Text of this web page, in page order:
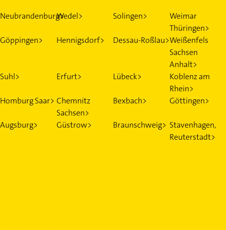
Neubrandenburg>Wedel> Solingen>
Weimar
Thüringen>
Göppingen>
Hennigsdorf> Dessau-Roßlau>Weißenfels
Sachsen
Anhalt>
Suhl>
Erfurt> Lübeck>
Koblenz am
Rhein>
Homburg Saar> Chemnitz
Sachsen>
Bexbach> Göttingen>
Augsburg> Güstrow> Braunschweig> Stavenhagen,
Reuterstadt>